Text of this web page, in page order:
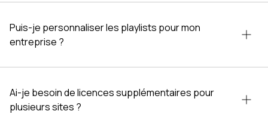
Puis-je personnaliser les playlists pour mon
entreprise ?
Ai-je besoin de licences supplémentaires pour
plusieurs sites ?